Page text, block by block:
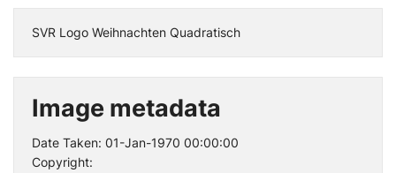
SVR Logo Weihnachten Quadratisch
Image metadata
Date Taken: 01-Jan-1970 00:00:00
Copyright: